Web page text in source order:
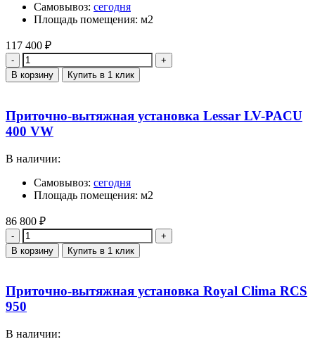
Самовывоз: сегодня
Площадь помещения: м2
117 400 ₽
Количество
В корзину Купить в 1 клик
Приточно-вытяжная установка Lessar LV-PACU
400 VW
В наличии:
Самовывоз: сегодня
Площадь помещения: м2
86 800 ₽
Количество
В корзину Купить в 1 клик
Приточно-вытяжная установка Royal Clima RCS
950
В наличии: